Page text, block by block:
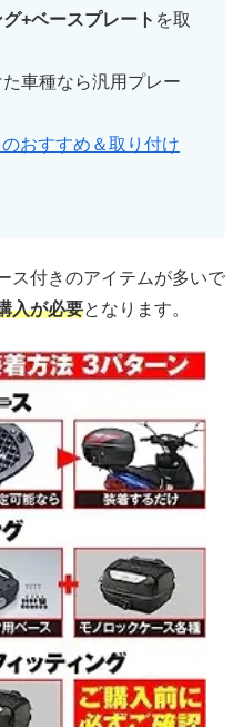
+ベースプレート を取
車種なら汎用プレー
おすすめ＆取り付け
ス付きのアイテムが多いで
入が必要となります。